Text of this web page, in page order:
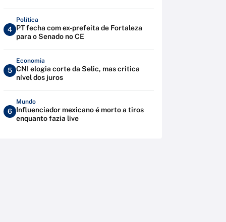
4
Política
PT fecha com ex-prefeita de Fortaleza
para o Senado no CE
5
Economia
CNI elogia corte da Selic, mas critica
nível dos juros
6
Mundo
Influenciador mexicano é morto a tiros
enquanto fazia live